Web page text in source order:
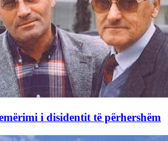
i disidentit të përhershëm